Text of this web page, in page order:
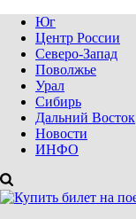
Юг
Центр России
Северо-Запад
Поволжье
Урал
Сибирь
Дальний Восток
Новости
ИНФО